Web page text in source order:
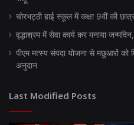
चोरभट्ठी हाई स्कूल में कक्षा 9वीं की
वृद्धाश्रम में सेवा कार्य कर मनाया
पीएम मत्स्य संपदा योजना से मछुआरों को
अनुदान
Last Modified Posts